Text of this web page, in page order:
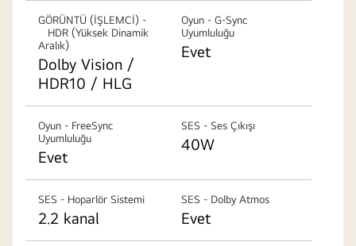
GÖRÜNTÜ (İŞLEMCİ) -
HDR (Yüksek Dinamik
Aralık)
Dolby Vision /
HDR10 / HLG
Oyun - G-Sync
Uyumluluğu
Evet
Oyun - FreeSync
Uyumluluğu
Evet
SES - Ses Çıkışı
40W
SES - Hoparlör Sistemi
2.2 kanal
SES - Dolby Atmos
Evet